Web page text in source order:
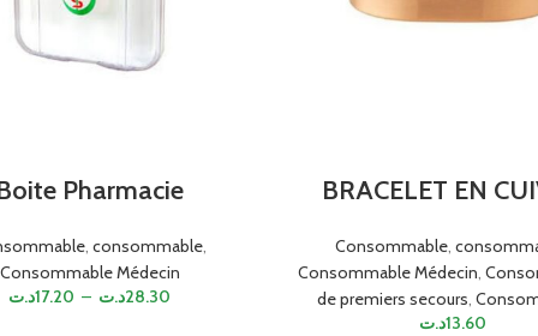
Pharmacie
,consommable,
Consommable Médecin
17.20د.ت – 28.30د.ت
BRACELET EN
Consommable,
Consommable Médecin,
de premiers secours,
13.60د.ت